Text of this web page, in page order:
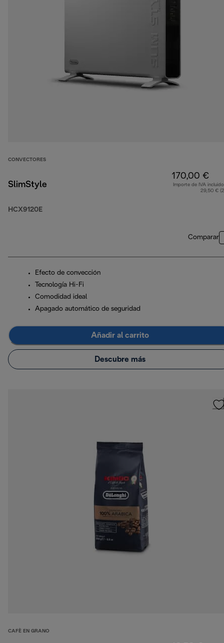
CONVECTORES
SlimStyle
HCX9120E
170,00 €
Importe de IVA
29,50 €
Comparar
Efecto de convección
Tecnología Hi-Fi
Comodidad ideal
Apagado automático de seguridad
Añadir al carrito
Descubre más
CAFÈ EN GRANO